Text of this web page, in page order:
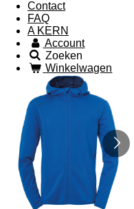
Contact
FAQ
A KERN
Account
Zoeken
Winkelwagen